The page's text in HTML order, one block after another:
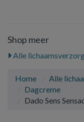
Shop meer
Alle
Home Alle
Dagcreme
Dado Sens